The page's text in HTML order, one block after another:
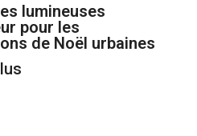
lumineuses
pour les
de Noël urbaines